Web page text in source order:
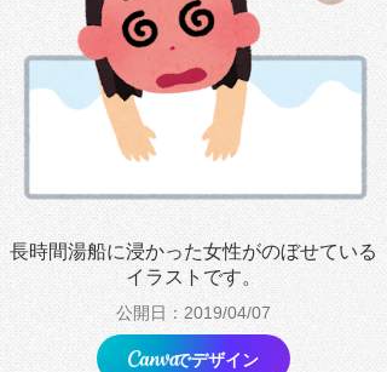
長時間湯船に浸かった女性がのぼせている
イラストです。
公開日：2019/04/07
でデザイン